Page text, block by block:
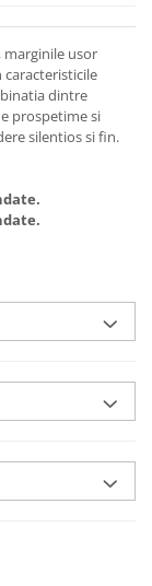
marginile usor
dintre
prospetime si
silentios si fin.